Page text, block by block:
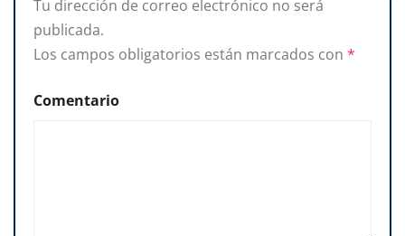
Tu dirección de correo electrónico no será
publicada.
Los campos obligatorios están marcados con *
Comentario